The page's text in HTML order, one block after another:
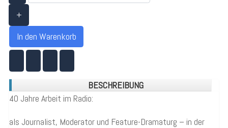
+
In den Warenkorb
BESCHREIBUNG
40 Jahre Arbeit im Radio:
als Journalist, Moderator und Feature-Dramaturg – in der